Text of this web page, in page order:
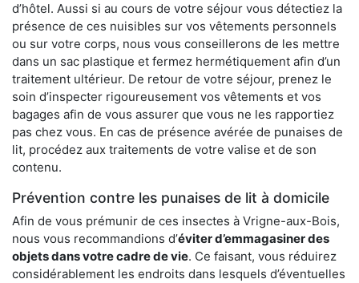
d’hôtel. Aussi si au cours de votre séjour vous détectiez la
présence de ces nuisibles sur vos vêtements personnels
ou sur votre corps, nous vous conseillerons de les mettre
dans un sac plastique et fermez hermétiquement afin d’un
traitement ultérieur. De retour de votre séjour, prenez le
soin d’inspecter rigoureusement vos vêtements et vos
bagages afin de vous assurer que vous ne les rapportiez
pas chez vous. En cas de présence avérée de punaises de
lit, procédez aux traitements de votre valise et de son
contenu.
Prévention contre les punaises de lit à domicile
Afin de vous prémunir de ces insectes à Vrigne-aux-Bois,
nous vous recommandions d’éviter d’emmagasiner des
objets dans votre cadre de vie. Ce faisant, vous réduirez
considérablement les endroits dans lesquels d’éventuelles